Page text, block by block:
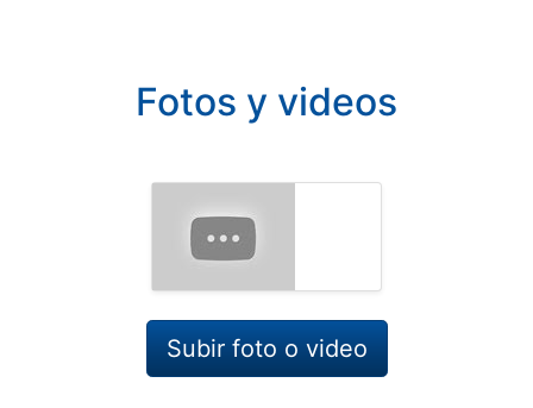
Fotos y videos
Subir foto o video